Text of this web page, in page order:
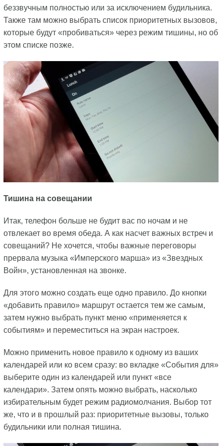
беззвучным полностью или за исключением будильника.
Также там можно выбрать список приоритетных вызовов,
которые будут «пробиваться» через режим тишины, но об
этом списке позже.
Тишина на совещании
Итак, телефон больше не будит вас по ночам и не
отвлекает во время обеда. А как насчет важных встреч и
совещаний? Не хочется, чтобы важные переговоры
прервала музыка «Имперского марша» из «Звездных
Войн», установленная на звонке.
Для этого можно создать еще одно правило. До кнопки
«добавить правило» маршрут остается тем же самым,
затем нужно выбрать пункт меню «применяется к
событиям» и переместиться на экран настроек.
Можно применить новое правило к одному из ваших
календарей или ко всем сразу: во вкладке «События для»
выберите один из календарей или пункт «все
календари». Затем опять можно выбрать, насколько
избирательным будет режим радиомолчания. Выбор тот
же, что и в прошлый раз: приоритетные вызовы, только
будильники или полная тишина.